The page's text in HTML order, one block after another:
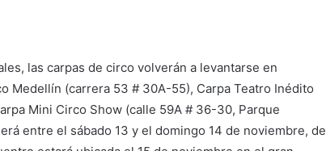
las carpas de circo volverán a levantarse en
Medellín (carrera 53 # 30A-55), Carpa Teatro Inédito
Mini Circo Show (calle 59A # 36-30, Parque
entre el sábado 13 y el domingo 14 de noviembre, de